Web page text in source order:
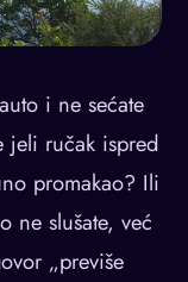
i ne sećate
jeli ručak ispred
promakao? Ili
ne slušate, već
„previše